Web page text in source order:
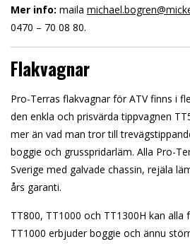
Mer info: maila
0470 – 70 08 80.
Flakvagnar
Pro-Terras flakvagnar för ATV finns i
den enkla och prisvärda tippvagnen
mer än vad man tror till
boggie och grusspridarläm. Alla Pro-
Sverige med galvade chassin, rejäla
års garanti.
TT800, TT1000 och TT1300H kan alla
TT1000 erbjuder boggie och ännu